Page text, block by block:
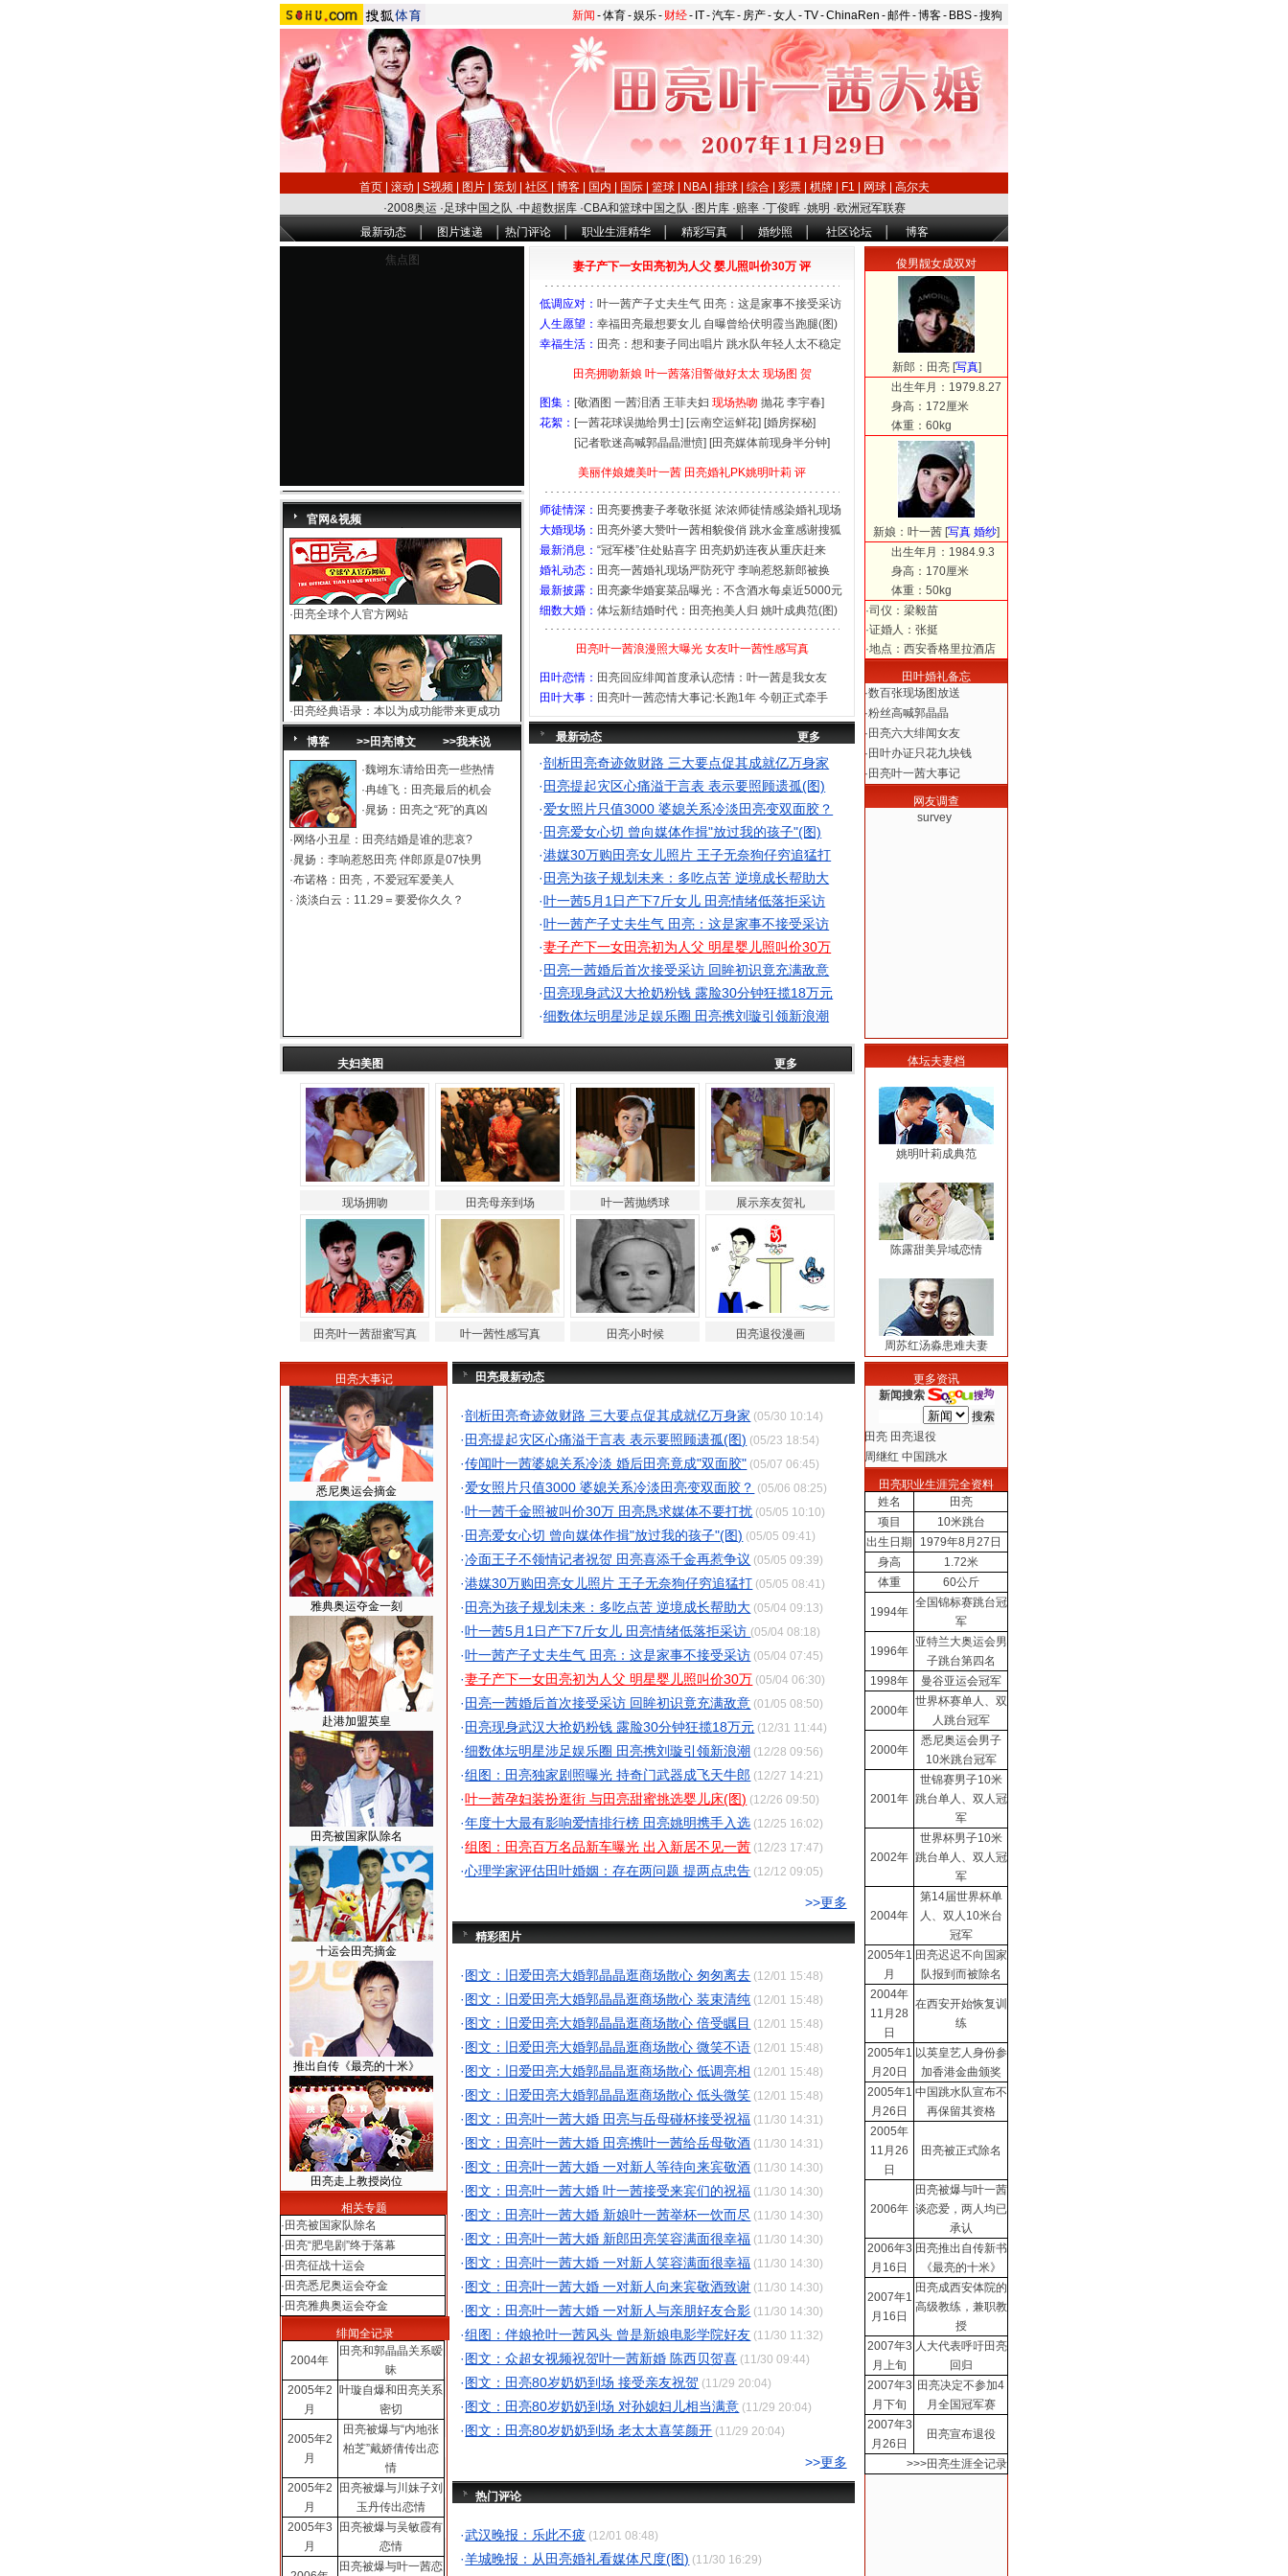
新闻 -体育-娱乐- 财经- IT-汽车- 房产-女人 -TV-ChinaRen -邮件-博客- BBS-搜狗
首页| 滚动 S视频| 图片| 策划 社区 博客| 国内 国际| 篮球| NBA| 排球| 综合| 彩票| 棋牌| F1 网球| 高尔夫
·2008奥运 ·足球中国之队 ·中超数据库·CBA和篮球中国之队 · 图片库·赔率·丁俊晖·姚明 ·欧洲冠军联赛
最新动态│图片速递│热门评论│职业生涯精华│精彩写真│婚纱照│社区论坛│博客
焦点图
官网&视频
· 田亮全球个人官方网站
· 田亮经典语录：本以为成功能带来更成功
博客 >>田亮博文 >>我来说
·魏翊东:请给田亮一些热情
·冉雄飞 ： 田亮最后的机会
·晁扬 ： 田亮之“死”的真凶
· 网络小丑星 ： 田亮结婚是谁的悲哀?
·晁扬 ： 李响惹怒田亮 伴郎原是07快男
·布诺格 ： 田亮，不爱冠军爱美人
· 淡淡白云 ： 11.29＝要爱你久久？
妻子产下一女田亮初为人父 婴儿照叫价30万 评
低调应对：叶一茜产子丈夫生气 田亮：这是家事不接受采访
人生愿望：幸福田亮最想要女儿 自曝曾给伏明霞当跑腿(图)
幸福生活： 田亮：想和妻子同出唱片 跳水队年轻人太不稳定
田亮拥吻新娘 叶一茜落泪誓做好太太 现场图 贺
图集： [敬酒图 一茜泪洒 王菲夫妇 现场热吻 抛花 李宇春]
花絮： [一茜花球误抛给男士] [云南空运鲜花] [婚房探秘]
[记者歌迷高喊郭晶晶泄愤] [田亮媒体前现身半分钟]
美丽伴娘媲美叶一茜 田亮婚礼PK姚明叶莉 评
师徒情深： 田亮要携妻子孝敬张挺 浓浓师徒情感染婚礼现场
大婚现场： 田亮外婆大赞叶一茜相貌俊俏 跳水金童感谢搜狐
最新消息：“冠军楼”住处贴喜字 田亮奶奶连夜从重庆赶来
婚礼动态： 田亮一茜婚礼现场严防死守 李响惹怒新郎被换
最新披露： 田亮豪华婚宴菜品曝光：不含酒水每桌近5000元
细数大婚：体坛新结婚时代：田亮抱美人归 姚叶成典范(图)
田亮叶一茜浪漫照大曝光 女友叶一茜性感写真
田叶恋情： 田亮回应绯闻首度承认恋情：叶一茜是我女友
田叶大事： 田亮叶一茜恋情大事记:长跑1年 今朝正式牵手
最新动态 更多
·剖析田亮奇迹敛财路 三大要点促其成就亿万身家
· 田亮提起灾区心痛溢于言表 表示要照顾遗孤(图)
·爱女照片只值3000 婆媳关系冷淡田亮变双面胶？
· 田亮爱女心切 曾向媒体作揖"放过我的孩子"(图)
·港媒30万购田亮女儿照片 王子无奈狗仔穷追猛打
· 田亮为孩子规划未来：多吃点苦 逆境成长帮助大
·叶一茜5月1日产下7斤女儿 田亮情绪低落拒采访
·叶一茜产子丈夫生气 田亮：这是家事不接受采访
·妻子产下一女田亮初为人父 明星婴儿照叫价30万
· 田亮一茜婚后首次接受采访 回眸初识竟充满敌意
· 田亮现身武汉大抢奶粉钱 露脸30分钟狂揽18万元
·细数体坛明星涉足娱乐圈 田亮携刘璇引领新浪潮
俊男靓女成双对
新郎： 田亮[写真]
出生年月：1979.8.27
身高：172厘米
体重：60kg
新娘： 叶一茜 [写真 婚纱]
出生年月：1984.9.3
身高：170厘米
体重：50kg
·司仪：梁毅苗
·证婚人：张挺
·地点：西安香格里拉酒店
田叶婚礼备忘
·数百张现场图放送
·粉丝高喊郭晶晶
· 田亮六大绯闻女友
· 田叶办证只花九块钱
· 田亮叶一茜大事记
网友调查
survey
夫妇美图 更多
现场拥吻 田亮母亲到场 叶一茜抛绣球 展示亲友贺礼
田亮叶一茜甜蜜写真 叶一茜性感写真 田亮小时候 田亮退役漫画
体坛夫妻档
姚明叶莉成典范
陈露甜美异域恋情
周苏红汤淼患难夫妻
田亮大事记
悉尼奥运会摘金
雅典奥运夺金一刻
赴港加盟英皇
田亮被国家队除名
十运会田亮摘金
推出自传《最亮的十米》
田亮走上教授岗位
相关专题
· 田亮被国家队除名
· 田亮“肥皂剧”终于落幕
· 田亮征战十运会
· 田亮悉尼奥运会夺金
· 田亮雅典奥运会夺金
绯闻全记录
2004年
田亮和郭晶晶关系暧
昧
2005年2
月
叶璇自爆和田亮关系
密切
2005年2
月
田亮被爆与“内地张
柏芝”戴娇倩传出恋
情
2005年2
月
田亮被爆与川妹子刘
玉丹传出恋情
2005年3
月
田亮被爆与吴敏霞有
恋情
田亮被爆与叶一茜恋
田亮最新动态
·剖析田亮奇迹敛财路 三大要点促其成就亿万身家 (05/30 10:14)
· 田亮提起灾区心痛溢于言表 表示要照顾遗孤(图) (05/23 18:54)
·传闻叶一茜婆媳关系冷淡 婚后田亮竟成"双面胶" (05/07 06:45)
·爱女照片只值3000 婆媳关系冷淡田亮变双面胶？ (05/06 08:25)
·叶一茜千金照被叫价30万 田亮恳求媒体不要打扰 (05/05 10:10)
· 田亮爱女心切 曾向媒体作揖"放过我的孩子"(图) (05/05 09:41)
·冷面王子不领情记者祝贺 田亮喜添千金再惹争议 (05/05 09:39)
·港媒30万购田亮女儿照片 王子无奈狗仔穷追猛打 (05/05 08:41)
· 田亮为孩子规划未来：多吃点苦 逆境成长帮助大 (05/04 09:13)
·叶一茜5月1日产下7斤女儿 田亮情绪低落拒采访 (05/04 08:18)
·叶一茜产子丈夫生气 田亮：这是家事不接受采访 (05/04 07:45)
·妻子产下一女田亮初为人父 明星婴儿照叫价30万 (05/04 06:30)
· 田亮一茜婚后首次接受采访 回眸初识竟充满敌意 (01/05 08:50)
· 田亮现身武汉大抢奶粉钱 露脸30分钟狂揽18万元 (12/31 11:44)
·细数体坛明星涉足娱乐圈 田亮携刘璇引领新浪潮 (12/28 09:56)
·组图：田亮独家剧照曝光 持奇门武器成飞天牛郎 (12/27 14:21)
·叶一茜孕妇装扮逛街 与田亮甜蜜挑选婴儿床(图) (12/26 09:50)
·年度十大最有影响爱情排行榜 田亮姚明携手入选 (12/25 16:02)
·组图：田亮百万名品新车曝光 出入新居不见一茜 (12/23 17:47)
·心理学家评估田叶婚姻：存在两问题 提两点忠告 (12/12 09:05)
>>更多
精彩图片
·图文：旧爱田亮大婚郭晶晶逛商场散心 匆匆离去 (12/01 15:48)
·图文：旧爱田亮大婚郭晶晶逛商场散心 装束清纯 (12/01 15:48)
·图文：旧爱田亮大婚郭晶晶逛商场散心 倍受瞩目 (12/01 15:48)
·图文：旧爱田亮大婚郭晶晶逛商场散心 微笑不语 (12/01 15:48)
·图文：旧爱田亮大婚郭晶晶逛商场散心 低调亮相 (12/01 15:48)
·图文：旧爱田亮大婚郭晶晶逛商场散心 低头微笑 (12/01 15:48)
·图文：田亮叶一茜大婚 田亮与岳母碰杯接受祝福 (11/30 14:31)
·图文：田亮叶一茜大婚 田亮携叶一茜给岳母敬酒 (11/30 14:31)
·图文：田亮叶一茜大婚 一对新人等待向来宾敬酒 (11/30 14:30)
·图文：田亮叶一茜大婚 叶一茜接受来宾们的祝福 (11/30 14:30)
·图文：田亮叶一茜大婚 新娘叶一茜举杯一饮而尽 (11/30 14:30)
·图文：田亮叶一茜大婚 新郎田亮笑容满面很幸福 (11/30 14:30)
·图文：田亮叶一茜大婚 一对新人笑容满面很幸福 (11/30 14:30)
·图文：田亮叶一茜大婚 一对新人向来宾敬酒致谢 (11/30 14:30)
·图文：田亮叶一茜大婚 一对新人与亲朋好友合影 (11/30 14:30)
·组图：伴娘抢叶一茜风头 曾是新娘电影学院好友 (11/30 11:32)
·图文：众超女视频祝贺叶一茜新婚 陈西贝贺喜 (11/30 09:44)
·图文：田亮80岁奶奶到场 接受亲友祝贺 (11/29 20:04)
·图文：田亮80岁奶奶到场 对孙媳妇儿相当满意 (11/29 20:04)
·图文：田亮80岁奶奶到场 老太太喜笑颜开 (11/29 20:04)
>>更多
热门评论
·武汉晚报：乐此不疲 (12/01 08:48)
·羊城晚报：从田亮婚礼看媒体尺度(图) (11/30 16:29)
更多资讯
新闻搜索
田亮 田亮退役
周继红 中国跳水
田亮职业生涯完全资料
姓名
田亮
项目
10米跳台
出生日期
1979年8月27日
身高
1.72米
体重
60公斤
1994年
全国锦标赛跳台冠
军
1996年
亚特兰大奥运会男
子跳台第四名
1998年
曼谷亚运会冠军
2000年
世界杯赛单人、双
人跳台冠军
2000年
悉尼奥运会男子
10米跳台冠军
2001年
世锦赛男子10米
跳台单人、双人冠
军
2002年
世界杯男子10米
跳台单人、双人冠
军
2004年
第14届世界杯单
人、双人10米台
冠军
2005年1
月
田亮迟迟不向国家
队报到而被除名
2004年
11月28
日
在西安开始恢复训
练
2005年1
月20日
以英皇艺人身份参
加香港金曲颁奖
2005年1
月26日
中国跳水队宣布不
再保留其资格
2005年
11月26
日
田亮被正式除名
2006年
田亮被爆与叶一茜
谈恋爱，两人均已
承认
2006年3
月16日
田亮推出自传新书
《最亮的十米》
2007年1
月16日
田亮成西安体院的
高级教练，兼职教
授
2007年3
月上旬
人大代表呼吁田亮
回归
2007年3
月下旬
田亮决定不参加4
月全国冠军赛
2007年3
月26日
田亮宣布退役
>>>田亮生涯全记录